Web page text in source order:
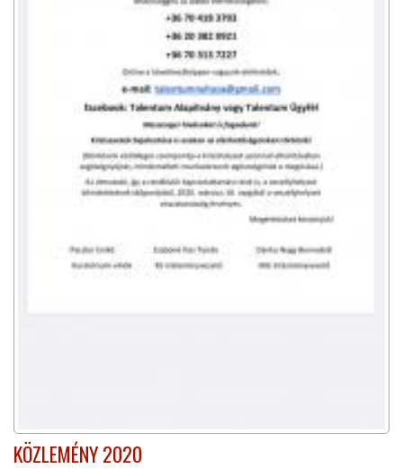
KÖZLEMÉNY 2020